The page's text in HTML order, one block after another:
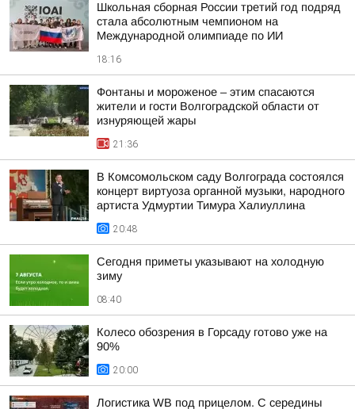
Школьная сборная России третий год подряд
стала абсолютным чемпионом на
Международной олимпиаде по ИИ
18:16
Фонтаны и мороженое – этим спасаются
жители и гости Волгоградской области от
изнуряющей жары
21:36
В Комсомольском саду Волгограда состоялся
концерт виртуоза органной музыки, народного
артиста Удмуртии Тимура Халиуллина
20:48
Сегодня приметы указывают на холодную
зиму
08:40
Колесо обозрения в Горсаду готово уже на
90%
20:00
Логистика WB под прицелом. С середины